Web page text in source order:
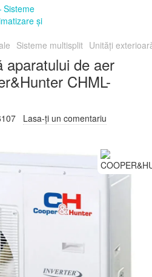
Sisteme multisplit Unități
aparatului de aer
CHML-
Lasa-ți un comentariu